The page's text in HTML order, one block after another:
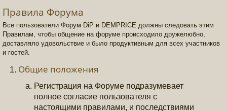
Правила Форума
Все пользователи Форум DiP и DEMPRICE должны следовать этим
Правилам, чтобы общение на форуме происходило дружелюбно,
доставляло удовольствие и было продуктивным для всех участников
и гостей.
Общие положения
Регистрация на Форуме подразумевает
полное согласие пользователя с
настоящими правилами, и последствиями